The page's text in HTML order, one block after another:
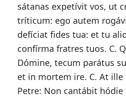
sátanas expetívit vos, ut
tríticum: ego autem
defíciat fides tua: et tu
confírma fratres tuos. C.
Dómine, tecum parátus
et in mortem ire. C. At
Petre: Non cantábit